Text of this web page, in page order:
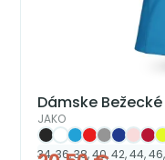
Dámske
JAKO
34, 36, 38, 40, 42, 44,